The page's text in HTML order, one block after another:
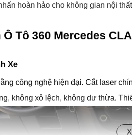
hoàn hảo cho không gian nội
Tô 360 Mercedes
Xe
công nghệ hiện đại. Cắt laser
không xô lệch, không dư thừa.